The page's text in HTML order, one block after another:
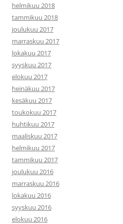
helmikuu 2018
tammikuu 2018
joulukuu 2017
marraskuu 2017
lokakuu 2017
syyskuu 2017
elokuu 2017
heinäkuu 2017
kesäkuu 2017
toukokuu 2017
huhtikuu 2017
maaliskuu 2017
helmikuu 2017
tammikuu 2017
joulukuu 2016
marraskuu 2016
lokakuu 2016
syyskuu 2016
elokuu 2016